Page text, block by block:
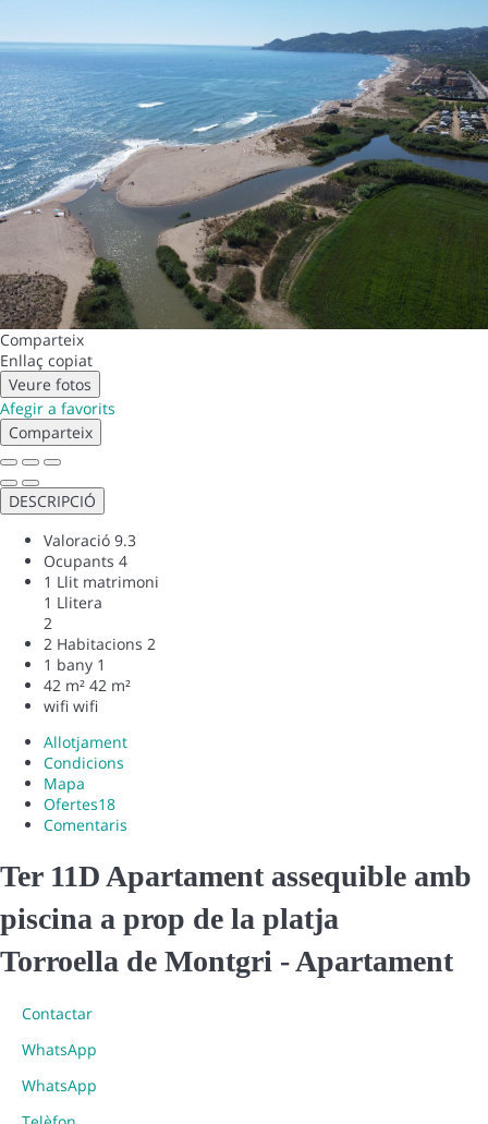
Comparteix
Enllaç copiat
Veure fotos
Afegir a favorits
Comparteix
DESCRIPCIÓ
Valoració 9.3
Ocupants 4
1 Llit matrimoni
1 Llitera
2
2 Habitacions 2
1 bany 1
42 m² 42 m²
wifi wifi
Allotjament
Condicions
Mapa
Ofertes18
Comentaris
Ter 11D Apartament assequible amb
piscina a prop de la platja
Torroella de Montgri -Apartament
Contactar
WhatsApp
WhatsApp